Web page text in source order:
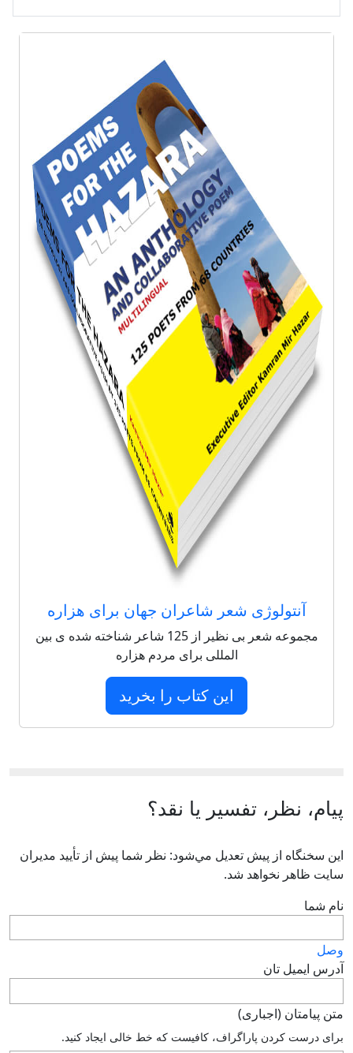
آنتولوژی شعر شاعران جهان برای هزاره
مجموعه شعر بی نظیر از 125 شاعر شناخته شده ی بین
المللی برای مردم هزاره
این کتاب را بخرید
پیام، نظر، تفسیر یا نقد؟
اين سخنگاه از پيش تعديل مي‌شود: نظر شما پيش از تأييد مديران
سايت ظاهر نخواهد شد.
نام شما
وصل
آدرس ايميل تان
متن پيامتان (اجباری)
براى درست كردن پاراگراف، كافيست كه خط خالى ايجاد كنيد.